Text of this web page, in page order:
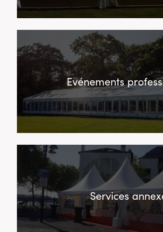
Evénements
Services